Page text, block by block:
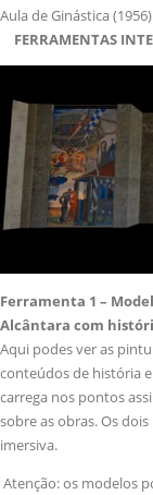
Aula de Ginástica
FERRAMENTAS
Ferramenta 1 –
Alcântara com
Aqui podes ver as
conteúdos de história
carrega nos pontos
sobre as obras. Os
imersiva.
Atenção: os modelos